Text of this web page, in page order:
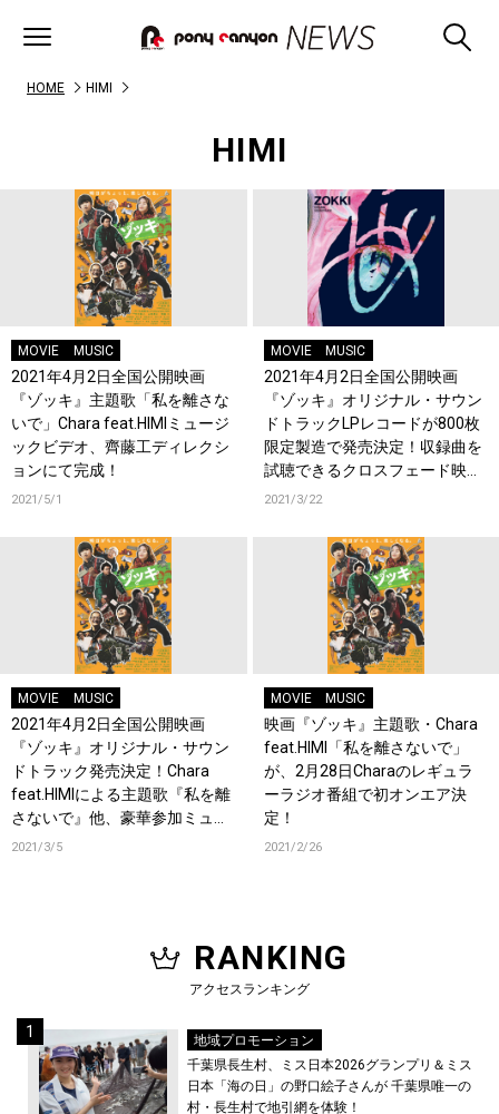
HOME HIMI
HIMI
MOVIE MUSIC
2021年4月2日全国公開映画
『ゾッキ』主題歌「私を離さな
いで」Chara feat.HIMIミュージ
ックビデオ、齊藤工ディレクシ
ョンにて完成！
2021/5/1
MOVIE MUSIC
2021年4月2日全国公開映画
『ゾッキ』オリジナル・サウン
ドトラックLPレコードが800枚
限定製造で発売決定！収録曲を
試聴できるクロスフェード映像
も完成！
2021/3/22
MOVIE MUSIC
2021年4月2日全国公開映画
『ゾッキ』オリジナル・サウン
ドトラック発売決定！Chara
feat.HIMIによる主題歌『私を離
さないで』他、豪華参加ミュー
ジシャンによる書き下ろし楽曲
2021/3/5
MOVIE MUSIC
映画『ゾッキ』主題歌・Chara
feat.HIMI「私を離さないで」
が、2月28日Charaのレギュラ
ーラジオ番組で初オンエア決
定！
2021/2/26
RANKING
アクセスランキング
地域プロモーション
千葉県長生村、ミス日本2026グランプリ＆ミス
日本「海の日」の野口絵子さんが 千葉県唯一の
村・長生村で地引網を体験！